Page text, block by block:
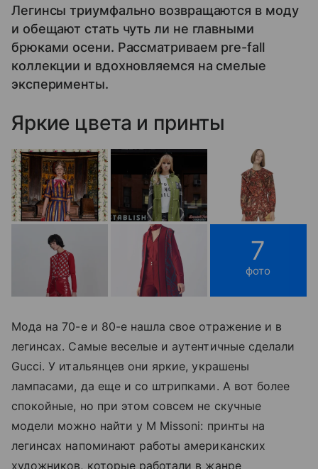
Легинсы триумфально возвращаются в моду
и обещают стать чуть ли не главными
брюками осени. Рассматриваем pre-fall
коллекции и вдохновляемся на смелые
эксперименты.
Яркие цвета и принты
7
фото
Мода на 70-е и 80-е нашла свое отражение и в
легинсах. Самые веселые и аутентичные сделали
Gucci. У итальянцев они яркие, украшены
лампасами, да еще и со штрипками. А вот более
спокойные, но при этом совсем не скучные
модели можно найти у M Missoni: принты на
легинсах напоминают работы американских
художников, которые работали в жанре